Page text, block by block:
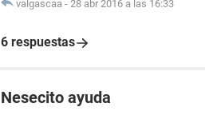
valgascaa - 28 abr 2016 a las 16:33
6 respuestas
Nesecito ayuda